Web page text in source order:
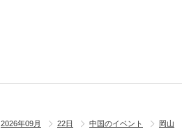
2026年09月 22日 中国のイベント
岡山